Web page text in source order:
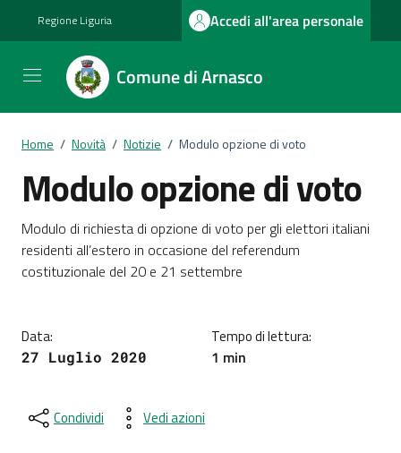
Regione Liguria Accedi all'area personale
Comune di Arnasco
Home / Novità / Notizie / Modulo opzione di voto
Modulo opzione di voto
Dettagli della notizia
Modulo di richiesta di opzione di voto per gli elettori italiani
residenti all’estero in occasione del referendum
costituzionale del 20 e 21 settembre
Data:
27 Luglio 2020
Tempo di lettura:
1 min
Condividi Vedi azioni